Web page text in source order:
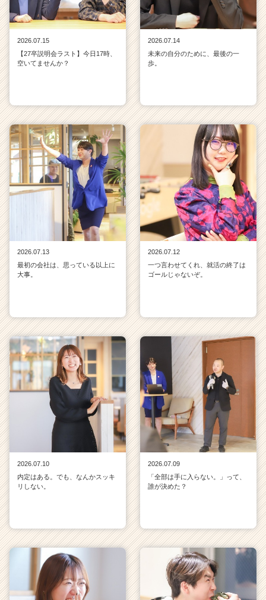
2026.07.15
【27卒説明会ラスト】今日17時、
空いてませんか？
2026.07.14
未来の自分のために、最後の一
歩。
2026.07.13
最初の会社は、思っている以上に
大事。
2026.07.12
一つ言わせてくれ、就活の終了は
ゴールじゃないぞ。
2026.07.10
内定はある。でも、なんかスッキ
リしない。
2026.07.09
「全部は手に入らない。」って、
誰が決めた？